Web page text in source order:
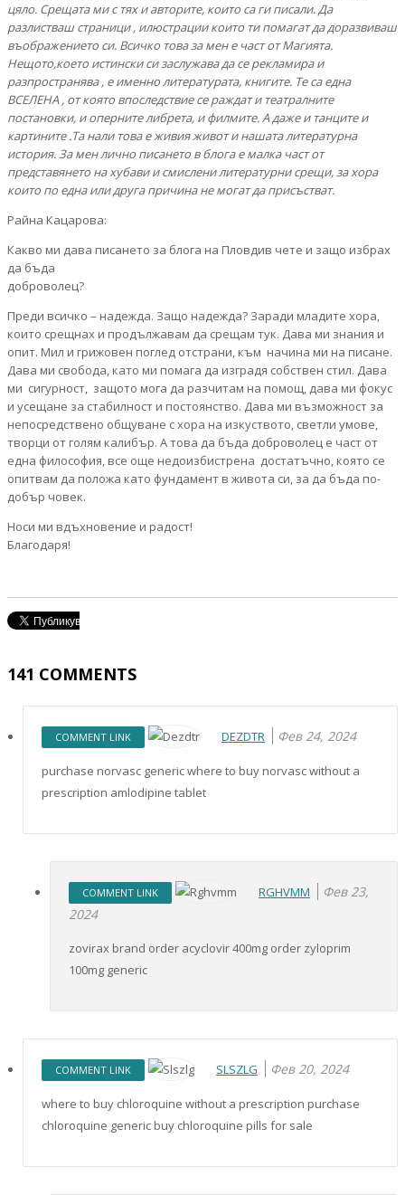
цяло. Срещата ми с тях и авторите, които са ги писали. Да
разлистваш страници , илюстрации които ти помагат да доразвиваш
въображението си. Всичко това за мен е част от Магията.
Нещото,което истински си заслужава да се рекламира и
разпространява , е именно литературата, книгите. Те са една
ВСЕЛЕНА , от която впоследствие се раждат и театралните
постановки, и оперните либрета, и филмите. А даже и танците и
картините .Та нали това е живия живот и нашата литературна
история. За мен лично писането в блога е малка част от
представянето на хубави и смислени литературни срещи, за хора
които по една или друга причина не могат да присъстват.
Райна Кацарова:
Какво ми дава писането за блога на Пловдив чете и защо избрах
да бъда
доброволец?
Преди всичко – надежда. Защо надежда? Заради младите хора,
които срещнах и продължавам да срещам тук. Дава ми знания и
опит. Мил и грижовен поглед отстрани, към начина ми на писане.
Дава ми свобода, като ми помага да изградя собствен стил. Дава
ми сигурност, защото мога да разчитам на помощ, дава ми фокус
и усещане за стабилност и постоянство. Дава ми възможност за
непосредствено общуване с хора на изкуството, светли умове,
творци от голям калибър. А това да бъда доброволец е част от
една философия, все още недоизбистрена достатъчно, която се
опитвам да положа като фундамент в живота си, за да бъда по-
добър човек.
Носи ми вдъхновение и радост!
Благодаря!
141 COMMENTS
COMMENT LINK DEZDTR Фев 24, 2024
purchase norvasc generic where to buy norvasc without a
prescription amlodipine tablet
COMMENT LINK RGHVMM
Фев 23,
2024
zovirax brand order acyclovir 400mg order zyloprim
100mg generic
COMMENT LINK SLSZLG Фев 20, 2024
where to buy chloroquine without a prescription purchase
chloroquine generic buy chloroquine pills for sale